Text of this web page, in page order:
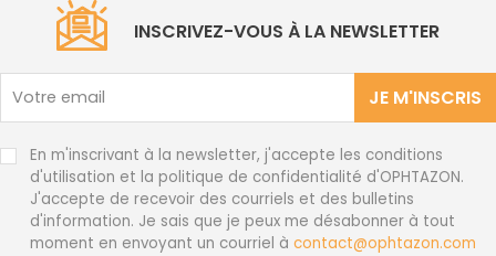
INSCRIVEZ-VOUS À LA NEWSLETTER
JE M'INSCRIS
En m'inscrivant à la newsletter, j'accepte les conditions
d'utilisation et la politique de confidentialité d'OPHTAZON.
J'accepte de recevoir des courriels et des bulletins
d'information. Je sais que je peux me désabonner à tout
moment en envoyant un courriel à contact@ophtazon.com